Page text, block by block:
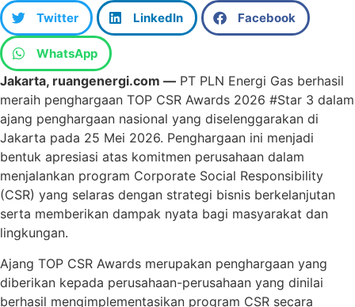
Twitter LinkedIn Facebook
WhatsApp
Jakarta, ruangenergi.com — PT PLN Energi Gas berhasil
meraih penghargaan TOP CSR Awards 2026 #Star 3 dalam
ajang penghargaan nasional yang diselenggarakan di
Jakarta pada 25 Mei 2026. Penghargaan ini menjadi
bentuk apresiasi atas komitmen perusahaan dalam
menjalankan program Corporate Social Responsibility
(CSR) yang selaras dengan strategi bisnis berkelanjutan
serta memberikan dampak nyata bagi masyarakat dan
lingkungan.
Ajang TOP CSR Awards merupakan penghargaan yang
diberikan kepada perusahaan-perusahaan yang dinilai
berhasil mengimplementasikan program CSR secara